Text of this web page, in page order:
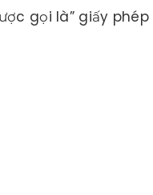
gọi là” giấy